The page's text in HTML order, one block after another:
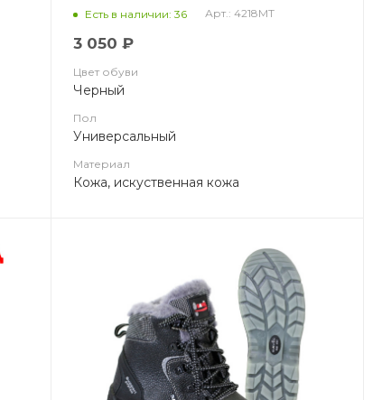
подноском, 4218МТ ЗападБалтОбувь
Есть в наличии: 36 Арт.: 4218МТ
3 050 ₽
Цвет обуви
Черный
Пол
Универсальный
Материал
Кожа, искуственная кожа